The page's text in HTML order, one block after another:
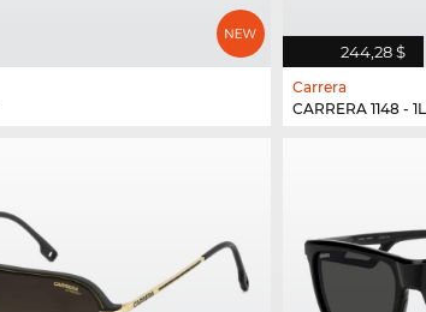
244,28 $
Carrera
CARRERA 1148 -